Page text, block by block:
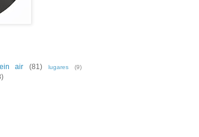
air (81) lugares (9)